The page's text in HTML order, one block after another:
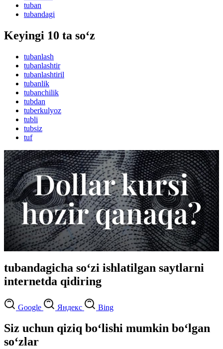
tuban
tubandagi
Keyingi 10 ta so‘z
tubanlash
tubanlashtir
tubanlashtiril
tubanlik
tubanchilik
tubdan
tuberkulyoz
tubli
tubsiz
tuf
tubandagicha so‘zi ishlatilgan saytlarni
internetda qidiring
Google Яндекс Bing
Siz uchun qiziq bo‘lishi mumkin bo‘lgan
so‘zlar